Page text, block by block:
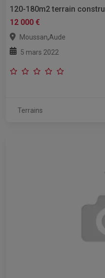
120-180m2 terrain
12 000 €
Moussan,Aude
5 mars 2022
Terrains